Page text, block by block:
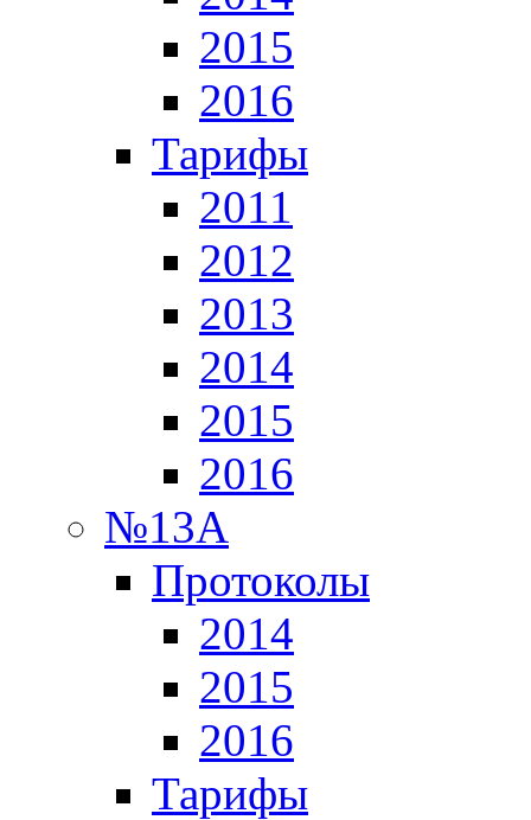
2015
2016
Тарифы
2011
2012
2013
2014
2015
2016
№13А
Протоколы
2014
2015
2016
Тарифы